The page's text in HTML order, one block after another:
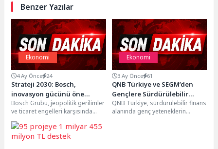
Benzer Yazılar
Ekonomi
4 Ay Önce 24
Strateji 2030: Bosch,
inovasyon gücünü öne
çıkarıyor
Bosch Grubu, jeopolitik gerilimler
ve ticaret engelleri karşısında
2026 mali yılında küresel
pazarlardaki büyüme
beklentilerini...
Ekonomi
3 Ay Önce 61
QNB Türkiye ve SEGM’den
Gençlere Sürdürülebilir
Finans Eğitimi ve Staj İmkânı
QNB Türkiye, sürdürülebilir finans
alanında genç yeteneklerin